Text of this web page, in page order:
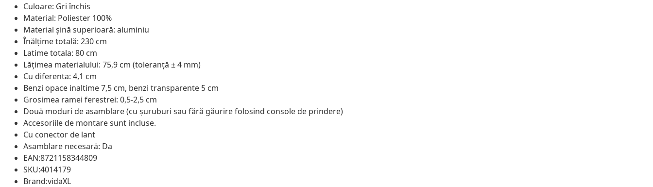
Culoare: Gri închis
Material: Poliester 100%
Material șină superioară: aluminiu
Înălțime totală: 230 cm
Latime totala: 80 cm
Lățimea materialului: 75,9 cm (toleranță ± 4 mm)
Cu diferenta: 4,1 cm
Benzi opace inaltime 7,5 cm, benzi transparente 5 cm
Grosimea ramei ferestrei: 0,5-2,5 cm
Două moduri de asamblare (cu șuruburi sau fără găurire folosind console de prindere)
Accesoriile de montare sunt incluse.
Cu conector de lant
Asamblare necesară: Da
EAN:8721158344809
SKU:4014179
Brand:vidaXL